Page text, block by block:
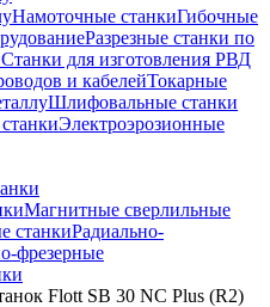
Намоточные станкиГибочные
Разрезные станки по
Станки для изготовления РВД
и кабелейТокарные
Шлифовальные станки
Электроэрозионные
Магнитные сверлильные
станкиРадиально-
фрезерные
Flott SB 30 NC Plus (R2)